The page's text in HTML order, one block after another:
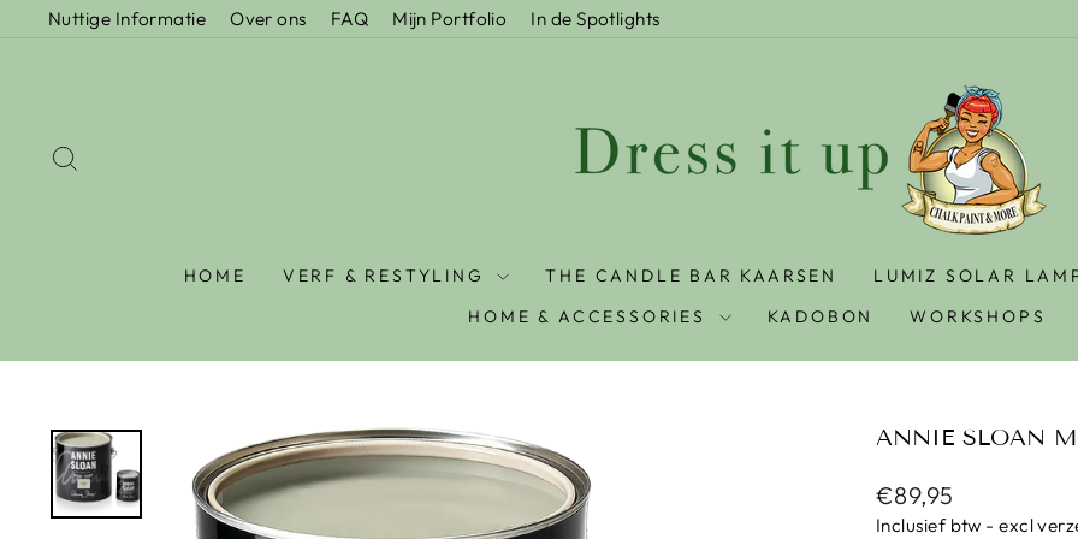
Nuttige Informatie Over ons FAQ Mijn Portfolio In de Spotlights
HOME VERF & RESTYLING THE CANDLE BAR KAARSEN LUMIZ SOLAR
HOME & ACCESSORIES
KADOBON WORKSHOPS
ANNIE SLOAN
Prijs
€89,95
Inclusief btw - excl